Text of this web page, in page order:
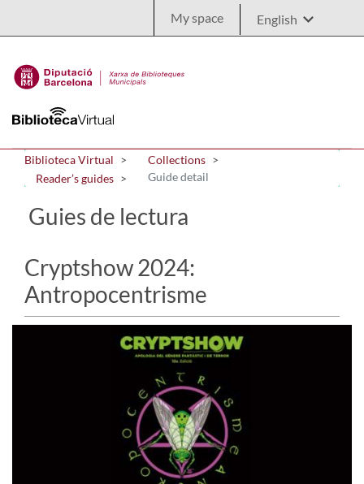
My space
Biblioteca Virtual
Collections
Reader’s guides
Guide detail
Guies de lectura
Cryptshow 2024:
Antropocentrisme